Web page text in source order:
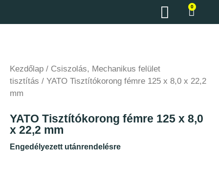
0
Kezdőlap / Csiszolás, Mechanikus felület
tisztítás / YATO Tisztítókorong fémre 125 x 8,0 x 22,2
mm
YATO Tisztítókorong fémre 125 x 8,0
x 22,2 mm
Engedélyezett utánrendelésre